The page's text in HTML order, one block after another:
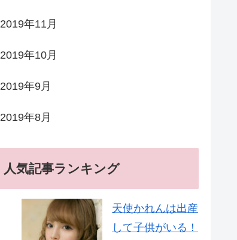
2019年11月
2019年10月
2019年9月
2019年8月
人気記事ランキング
天使かれんは出産
して子供がいる！